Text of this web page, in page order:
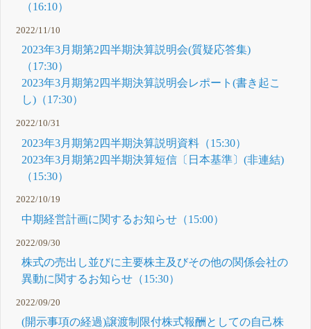
（16:10）
2022/11/10
2023年3月期第2四半期決算説明会(質疑応答集)
（17:30）
2023年3月期第2四半期決算説明会レポート(書き起こ
し)（17:30）
2022/10/31
2023年3月期第2四半期決算説明資料（15:30）
2023年3月期第2四半期決算短信〔日本基準〕(非連結)
（15:30）
2022/10/19
中期経営計画に関するお知らせ（15:00）
2022/09/30
株式の売出し並びに主要株主及びその他の関係会社の
異動に関するお知らせ（15:30）
2022/09/20
(開示事項の経過)譲渡制限付株式報酬としての自己株